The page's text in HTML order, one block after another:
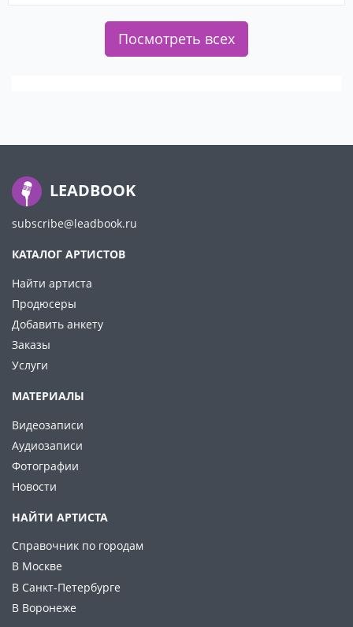
Посмотреть всех
LEADBOOK
subscribe@leadbook.ru
КАТАЛОГ АРТИСТОВ
Найти артиста
Продюсеры
Добавить анкету
Заказы
Услуги
МАТЕРИАЛЫ
Видеозаписи
Аудиозаписи
Фотографии
Новости
НАЙТИ АРТИСТА
Справочник по городам
В Москве
В Санкт-Петербурге
В Воронеже